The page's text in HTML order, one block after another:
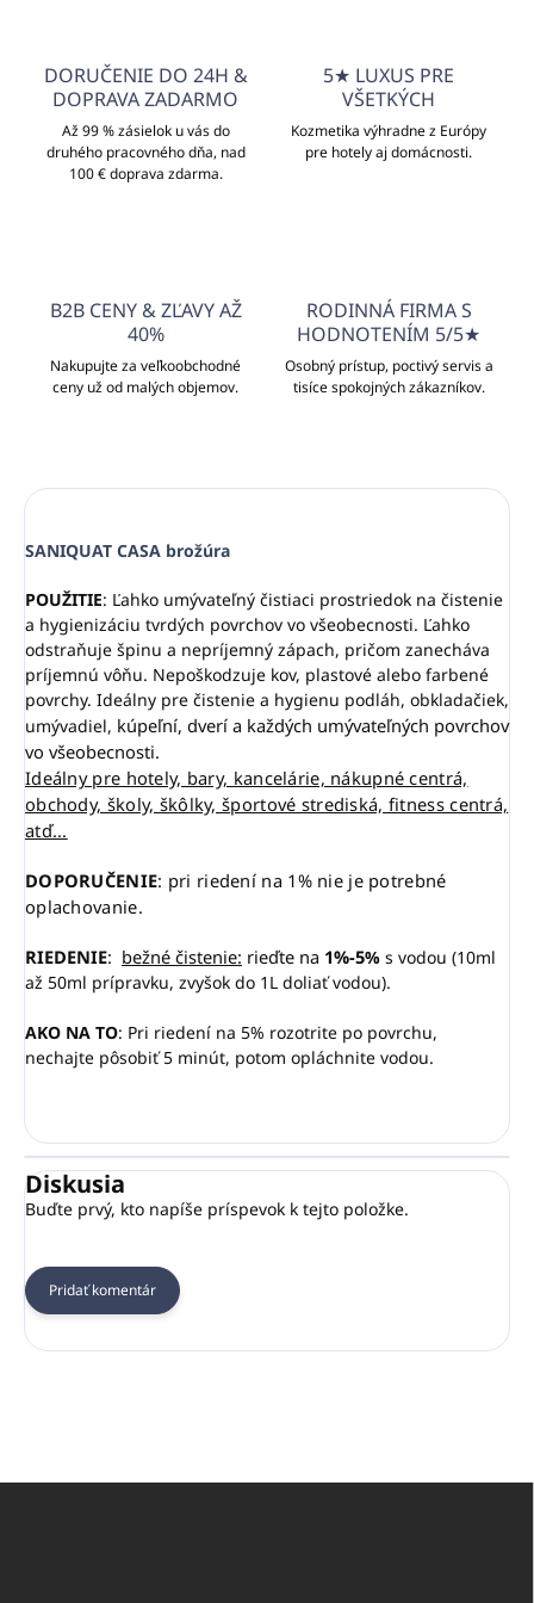
DORUČENIE DO 24H &
DOPRAVA ZADARMO
Až 99 % zásielok u vás do
druhého pracovného dňa, nad
100 € doprava zdarma.
5★ LUXUS PRE
VŠETKÝCH
Kozmetika výhradne z Európy
pre hotely aj domácnosti.
B2B CENY & ZĽAVY AŽ
40%
Nakupujte za veľkoobchodné
ceny už od malých objemov.
RODINNÁ FIRMA S
HODNOTENÍM 5/5★
Osobný prístup, poctivý servis a
tisíce spokojných zákazníkov.
SANIQUAT CASA brožúra
POUŽITIE: Ľahko umývateľný čistiaci prostriedok na čistenie
a hygienizáciu tvrdých povrchov vo všeobecnosti. Ľahko
odstraňuje špinu a nepríjemný zápach, pričom zanecháva
príjemnú vôňu. Nepoškodzuje kov, plastové alebo farbené
povrchy. Ideálny pre čistenie a hygienu podláh, obkladačiek,
umývadiel, kúpeľní, dverí a každých umývateľných povrchov
vo všeobecnosti.
Ideálny pre hotely, bary, kancelárie, nákupné centrá,
obchody, školy, škôlky, športové strediská, fitness centrá,
atď...
DOPORUČENIE: pri riedení na 1% nie je potrebné
oplachovanie.
RIEDENIE: bežné čistenie: rieďte na 1%-5% s vodou (10ml
až 50ml prípravku, zvyšok do 1L doliať vodou).
AKO NA TO: Pri riedení na 5% rozotrite po povrchu,
nechajte pôsobiť 5 minút, potom opláchnite vodou.
Diskusia
Buďte prvý, kto napíše príspevok k tejto položke.
Pridať komentár